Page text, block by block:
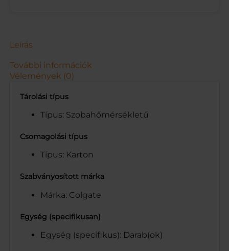
s
é
g
Leírás
További információk
Vélemények (0)
Tárolási típus
Típus: Szobahőmérsékletű
Csomagolási típus
Típus: Karton
Szabványosított márka
Márka: Colgate
Egység (specifikusan)
Egység (specifikus): Darab(ok)